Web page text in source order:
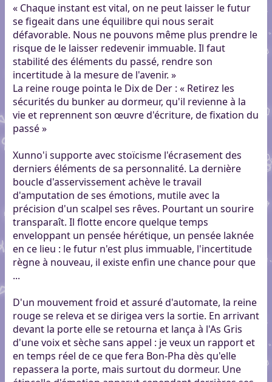
« Chaque instant est vital, on ne peut laisser le futur
se figeait dans une équilibre qui nous serait
défavorable. Nous ne pouvons même plus prendre le
risque de le laisser redevenir immuable. Il faut
stabilité des éléments du passé, rendre son
incertitude à la mesure de l'avenir. »
La reine rouge pointa le Dix de Der : « Retirez les
sécurités du bunker au dormeur, qu'il revienne à la
vie et reprennent son œuvre d'écriture, de fixation du
passé »
Xunno'i supporte avec stoïcisme l'écrasement des
derniers éléments de sa personnalité. La dernière
boucle d'asservissement achève le travail
d'amputation de ses émotions, mutile avec la
précision d'un scalpel ses rêves. Pourtant un sourire
transparaît. Il flotte encore quelque temps
enveloppant un pensée hérétique, un pensée laknée
en ce lieu : le futur n'est plus immuable, l'incertitude
règne à nouveau, il existe enfin une chance pour que
...
D'un mouvement froid et assuré d'automate, la reine
rouge se releva et se dirigea vers la sortie. En arrivant
devant la porte elle se retourna et lança à l'As Gris
d'une voix et sèche sans appel : je veux un rapport et
en temps réel de ce que fera Bon-Pha dès qu'elle
repassera la porte, mais surtout du dormeur. Une